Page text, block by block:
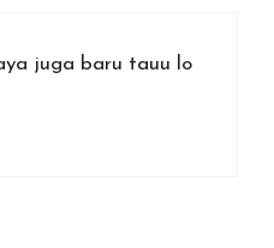
juga baru tauu lo